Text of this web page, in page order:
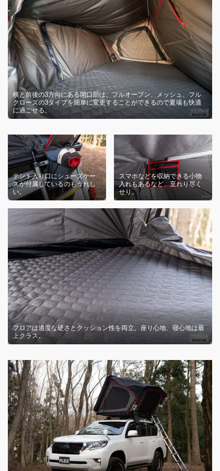
横と前後の3方向にある開口部は、フルオープン、メッシュ、フル
クローズの3タイプを簡単に変更することができるので夏場も快適
に過ごせる。
テント入り口にシューズケー
スが付属しているのもうれし
い。
スマホなどを収納できる小物
入れもあるなど、至れり尽く
せり。
フロアは適度な硬さとクッション性を両立。座り心地、寝心地は最
上クラス。